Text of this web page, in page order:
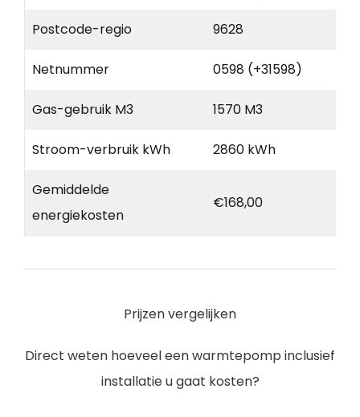
Postcode-regio 9628
Netnummer 0598 (+31598)
Gas-gebruik M3 1570 M3
Stroom-verbruik kWh 2860 kWh
Gemiddelde
energiekosten
€168,00
Prijzen vergelijken
Direct weten hoeveel een warmtepomp inclusief
installatie u gaat kosten?